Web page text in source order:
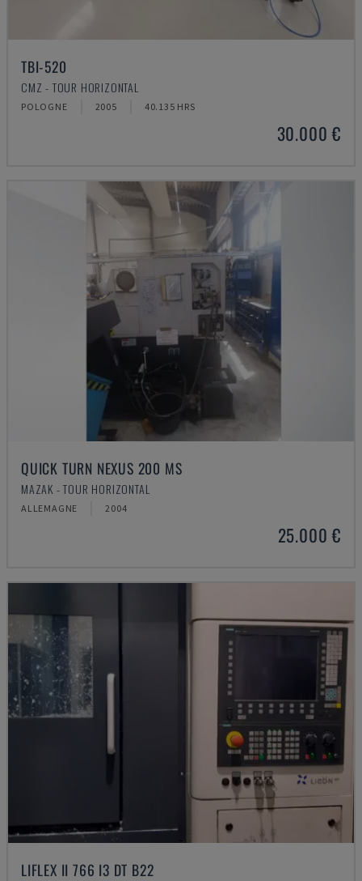
TBI-520
CMZ - TOUR HORIZONTAL
POLOGNE 2005 40.135 HRS
30.000 €
QUICK TURN NEXUS 200 MS
MAZAK - TOUR HORIZONTAL
ALLEMAGNE 2004
25.000 €
LIFLEX II 766 I3 DT B22